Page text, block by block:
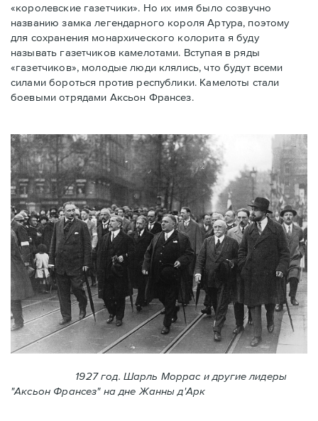
«королевские газетчики». Но их имя было созвучно
названию замка легендарного короля Артура, поэтому
для сохранения монархического колорита я буду
называть газетчиков камелотами. Вступая в ряды
«газетчиков», молодые люди клялись, что будут всеми
силами бороться против республики. Камелоты стали
боевыми отрядами Аксьон Франсез.
1927 год. Шарль Моррас и другие лидеры
"Аксьон Франсез" на дне Жанны д'Арк